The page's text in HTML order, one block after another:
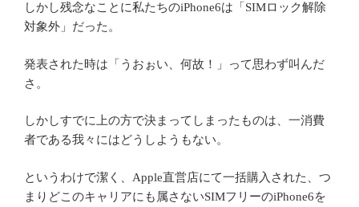
しかし残念なことに私たちのiPhone6は「SIMロック解除
対象外」だった。
発表された時は「うおぉい、何故！」って思わず叫んだ
さ。
しかしすでに上の方で決まってしまったものは、一消費
者である我々にはどうしようもない。
というわけで潔く、Apple直営店にて一括購入された、つ
まりどこのキャリアにも属さないSIMフリーのiPhone6を